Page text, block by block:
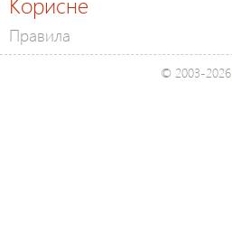
Правила
© 2003-2026